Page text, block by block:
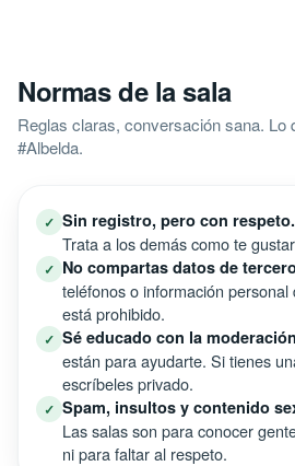
Normas de la sala
Reglas claras, conversación sana. Lo
#Albelda.
✓ Sin registro, pero con respeto.
Trata a los demás como te
✓ No compartas datos de
teléfonos o información
está prohibido.
✓ Sé educado con la
están para ayudarte. Si tienes
escríbeles privado.
✓ Spam, insultos y contenido
Las salas son para conocer
ni para faltar al respeto.